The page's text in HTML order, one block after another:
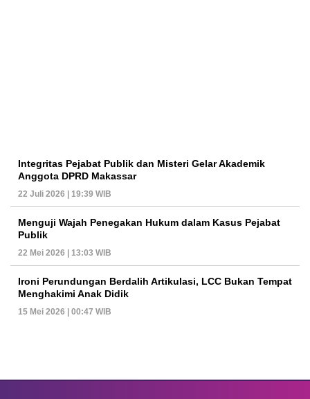
Integritas Pejabat Publik dan Misteri Gelar Akademik
Anggota DPRD Makassar
22 Juli 2026 | 19:39 WIB
Menguji Wajah Penegakan Hukum dalam Kasus Pejabat
Publik
22 Mei 2026 | 13:03 WIB
Ironi Perundungan Berdalih Artikulasi, LCC Bukan Tempat
Menghakimi Anak Didik
15 Mei 2026 | 00:47 WIB